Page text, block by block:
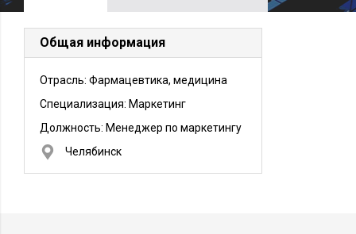
Общая информация
Отрасль: Фармацевтика, медицина
Специализация: Маркетинг
Должность: Менеджер по маркетингу
Челябинск